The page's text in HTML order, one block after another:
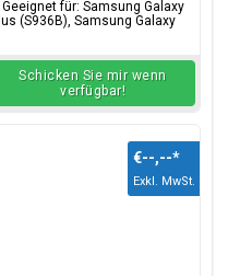
für: Samsung Galaxy
(S936B), Samsung Galaxy
Schicken Sie mir wenn
verfügbar!
€--,--*
Exkl. MwSt.